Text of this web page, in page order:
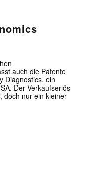
auch die Patente
Diagnostics, ein
Der Verkaufserlös
doch nur ein kleiner